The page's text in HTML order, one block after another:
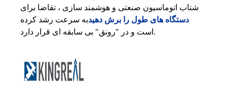
شتاب اتوماسیون صنعتی و هوشمند سازی ، تقاضا برای
دستگاه های طول را برش دهیدبه سرعت رشد کرده
است و در "رونق" بی سابقه ای قرار دارد.